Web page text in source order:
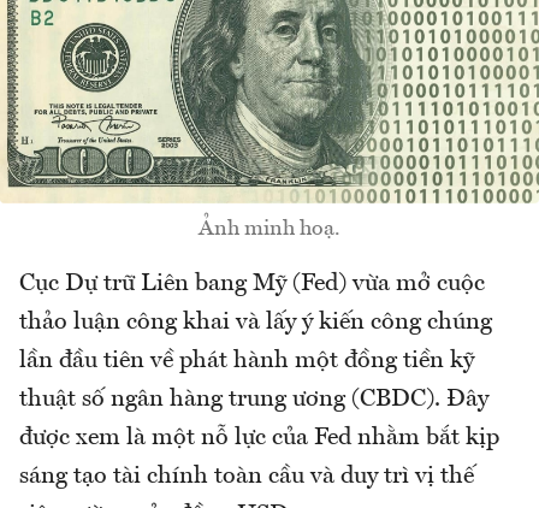
Ảnh minh hoạ.
Cục Dự trữ Liên bang Mỹ (Fed) vừa mở cuộc
thảo luận công khai và lấy ý kiến công chúng
lần đầu tiên về phát hành một đồng tiền kỹ
thuật số ngân hàng trung ương (CBDC). Đây
được xem là một nỗ lực của Fed nhằm bắt kịp
sáng tạo tài chính toàn cầu và duy trì vị thế